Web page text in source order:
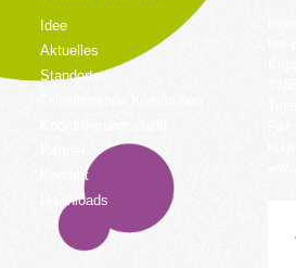
Idee
Aktuelles
Standorte
Kontakt
Downloads